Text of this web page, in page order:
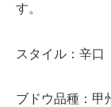
す。
スタイル：辛口
ブドウ品種：甲